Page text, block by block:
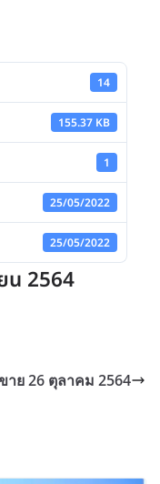
14
155.37 KB
1
25/05/2022
25/05/2022
น 2564
ย 26 ตุลาคม 2564